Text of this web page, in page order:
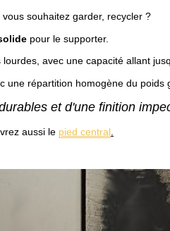
souhaitez garder, recycler ?
pour le supporter.
avec une capacité allant
répartition homogène du poids
et d'une finition
aussi le pied central